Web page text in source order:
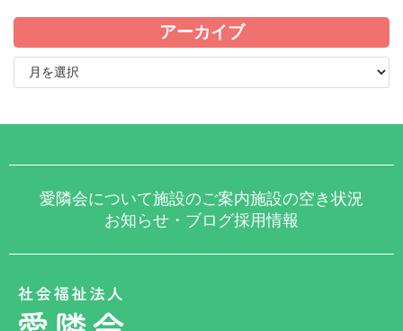
アーカイブ
愛隣会について施設のご案内施設の空き状況
お知らせ・ブログ採用情報